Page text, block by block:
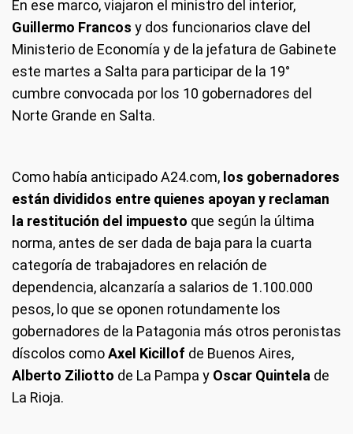
En ese marco, viajaron el ministro del interior,
Guillermo Francos y dos funcionarios clave del
Ministerio de Economía y de la jefatura de Gabinete
este martes a Salta para participar de la 19°
cumbre convocada por los 10 gobernadores del
Norte Grande en Salta.
Como había anticipado A24.com, los gobernadores
están divididos entre quienes apoyan y reclaman
la restitución del impuesto que según la última
norma, antes de ser dada de baja para la cuarta
categoría de trabajadores en relación de
dependencia, alcanzaría a salarios de 1.100.000
pesos, lo que se oponen rotundamente los
gobernadores de la Patagonia más otros peronistas
díscolos comoAxel Kicillof de Buenos Aires,
Alberto Ziliotto de La Pampa y Oscar Quintela de
La Rioja.